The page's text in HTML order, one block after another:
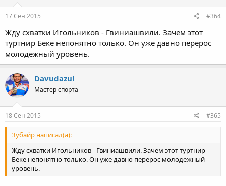
17 Сен 2015 #364
Жду схватки Игольников - Гвиниашвили. Зачем этот
туртнир Беке непонятно только. Он уже давно перерос
молодежный уровень.
Davudazul
Мастер спорта
18 Сен 2015 #365
Зубайр написал(а):
Жду схватки Игольников - Гвиниашвили. Зачем этот туртнир
Беке непонятно только. Он уже давно перерос молодежный
уровень.